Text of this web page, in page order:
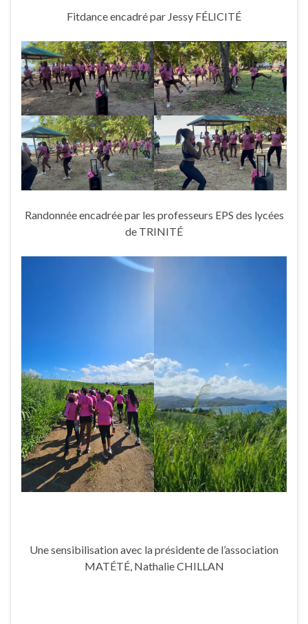
Fitdance encadré par Jessy FÉLICITÉ
Randonnée encadrée par les professeurs EPS des lycées
de TRINITÉ
Une sensibilisation avec la présidente de l’association
MATÉTÉ, Nathalie CHILLAN